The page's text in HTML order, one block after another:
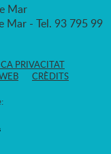
Mar
Mar - Tel. 93 795 99
PRIVACITAT
CRÈDITS